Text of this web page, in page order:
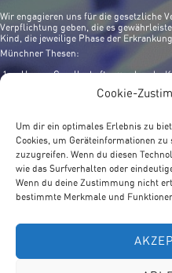
Cookie-
Um dir ein optimales Erlebnis zu
Cookies, um Geräteinformationen
zuzugreifen. Wenn du diesen
wie das Surfverhalten oder
Wenn du deine Zustimmung nicht
bestimmte Merkmale und
Wir engagieren uns für die gesetzliche
Verpflichtung geben, die es
Kind, die jeweilige Phase der
Münchner Thesen:
1. Unsere Gesellschaft muss kranke
Der Staat hat die Verpflichtung,
Es ist die Aufgabe aller Schulen
Pädagogik bei Krankheit muss ein
Schulen für Kranke sind
Bedarfsgerecht ausgestattete
jeder Schulart und jeder
schulischen Laufbahn brauchen.
Neben der medizinischen